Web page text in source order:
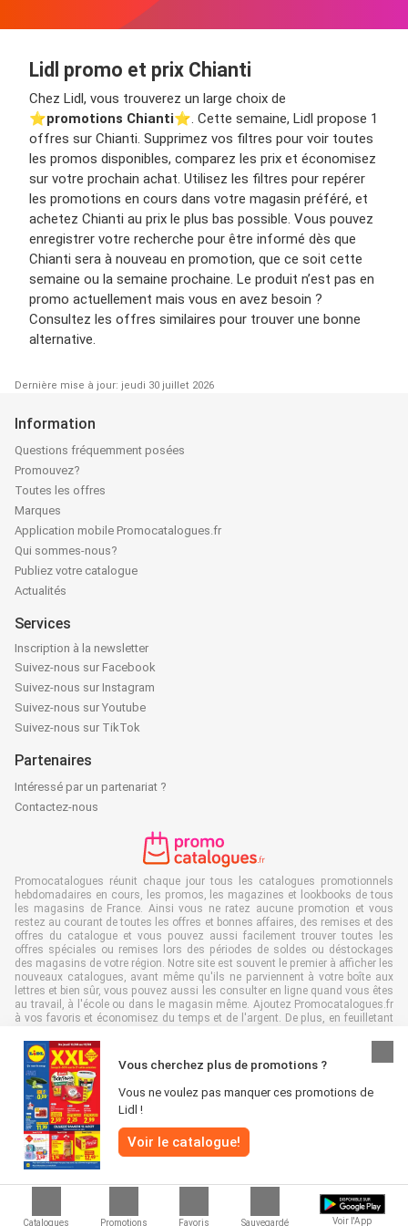
Catalogues Promotions Favoris Sauvegardé Voir l'App
Lidl promo et prix Chianti
Chez Lidl, vous trouverez un large choix de
⭐️promotions Chianti⭐️. Cette semaine, Lidl propose 1
offres sur Chianti. Supprimez vos filtres pour voir toutes
les promos disponibles, comparez les prix et économisez
sur votre prochain achat. Utilisez les filtres pour repérer
les promotions en cours dans votre magasin préféré, et
achetez Chianti au prix le plus bas possible. Vous pouvez
enregistrer votre recherche pour être informé dès que
Chianti sera à nouveau en promotion, que ce soit cette
semaine ou la semaine prochaine. Le produit n’est pas en
promo actuellement mais vous en avez besoin ?
Consultez les offres similaires pour trouver une bonne
alternative.
Dernière mise à jour: jeudi 30 juillet 2026
Vous cherchez plus de promotions ?
Vous ne voulez pas manquer ces promotions de
Lidl !
Voir le catalogue!
Information
Questions fréquemment posées
Promouvez?
Toutes les offres
Marques
Application mobile Promocatalogues.fr
Qui sommes-nous?
Publiez votre catalogue
Actualités
Services
Inscription à la newsletter
Suivez-nous sur Facebook
Suivez-nous sur Instagram
Suivez-nous sur Youtube
Suivez-nous sur TikTok
Partenaires
Intéressé par un partenariat ?
Contactez-nous
Promocatalogues réunit chaque jour tous les catalogues promotionnels
hebdomadaires en cours, les promos, les magazines et lookbooks de tous
les magasins de France. Ainsi vous ne ratez aucune promotion et vous
restez au courant de toutes les offres et bonnes affaires, des remises et des
offres du catalogue et vous pouvez aussi facilement trouver toutes les
offres spéciales ou remises lors des périodes de soldes ou déstockages
des magasins de votre région. Notre site est souvent le premier à afficher les
nouveaux catalogues, avant même qu'ils ne parviennent à votre boîte aux
lettres et bien sûr, vous pouvez aussi les consulter en ligne quand vous êtes
au travail, à l'école ou dans le magasin même. Ajoutez Promocatalogues.fr
à vos favoris et économisez du temps et de l'argent. De plus, en feuilletant
gaspillage de papier, ce qui est très avantageux pour l’environnement.
Tous droits réservés & copie : Promocatalogues.fr 2026 |
responsabilité|Conditions générales Politique de confidentialité